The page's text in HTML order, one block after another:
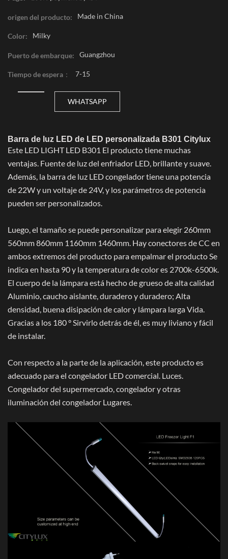
origen del producto: Made in China
Color: Milky
Puerto de embarque: Guangzhou
Tiempo de espera： 7-15
WHATSAPP
Barra de luz LED de LED personalizada B301 Citylux
Este LED LIGHT LED B301 El producto tiene muchas
ventajas. Fuente de luz del enfriador LED, brillante y suave.
Además, la barra de luz LED congelador tiene una potencia
de 22W y un voltaje de 24V, y los parámetros de potencia
pueden ser personalizados.
Luego, el tamaño se puede personalizar para elegir 260mm
560mm 860mm 1160mm 1460mm. Hay conectores de CC en
ambos extremos del producto para empalmar el producto Se
indica en hasta 90 y la temperatura de color es 2700k-6500k.
El cuerpo de la lámpara está hecho de grueso de alta calidad
Aluminio, caucho aislante, duradero y duradero; Alta
densidad, buena disipación de calor y lámpara larga Vida.
Gracias a los 180 ° Sirvirlo detrás de él, es muy liviano y fácil
de instalar.
Con respecto a la parte de la aplicación, este producto es
adecuado para el congelador LED comercial. Luces.
Congelador del supermercado, congelador y otras
iluminación del congelador Lugares.